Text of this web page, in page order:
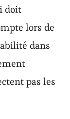
doit
lors de
dans
pas les